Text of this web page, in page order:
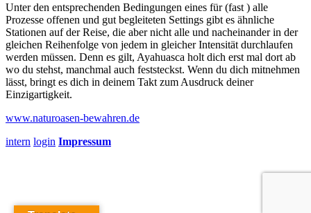
Unter den entsprechenden Bedingungen eines für (fast ) alle
Prozesse offenen und gut begleiteten Settings gibt es ähnliche
Stationen auf der Reise, die aber nicht alle und nacheinander in der
gleichen Reihenfolge von jedem in gleicher Intensität durchlaufen
werden müssen. Denn es gilt, Ayahuasca holt dich erst mal dort ab
wo du stehst, manchmal auch feststeckst. Wenn du dich mitnehmen
lässt, bringt es dich in deinem Takt zum Ausdruck deiner
Einzigartigkeit.
www.naturoasen-bewahren.de
intern login Impressum